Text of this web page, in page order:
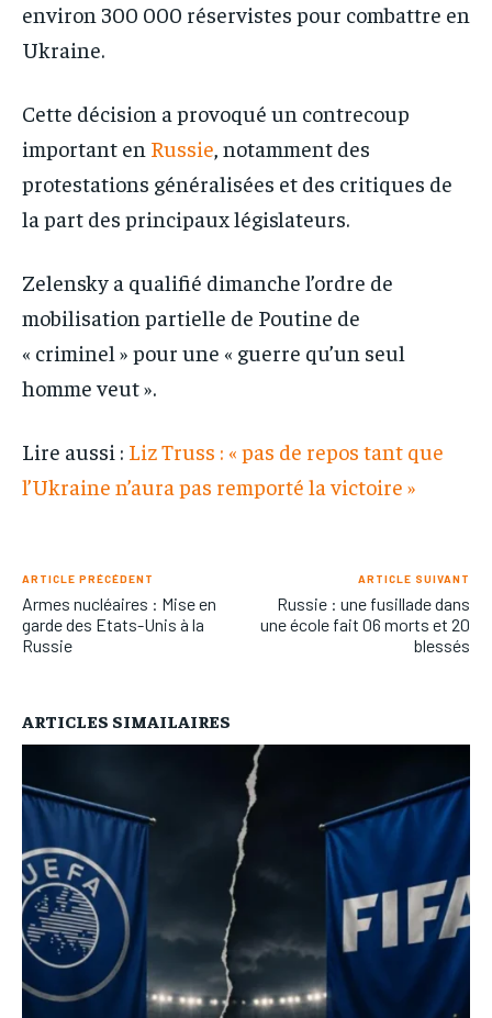
environ 300 000 réservistes pour combattre en
Ukraine.
Cette décision a provoqué un contrecoup
important en Russie , notamment des
protestations généralisées et des critiques de
la part des principaux législateurs.
Zelensky a qualifié dimanche l’ordre de
mobilisation partielle de Poutine de
« criminel » pour une « guerre qu’un seul
homme veut ».
Lire aussi : Liz Truss : « pas de repos tant que
l’Ukraine n’aura pas remporté la victoire »
ARTICLE PRÉCÉDENT
Armes nucléaires : Mise en
garde des Etats-Unis à la
Russie
ARTICLE SUIVANT
Russie : une fusillade dans
une école fait 06 morts et 20
blessés
ARTICLES SIMAILAIRES